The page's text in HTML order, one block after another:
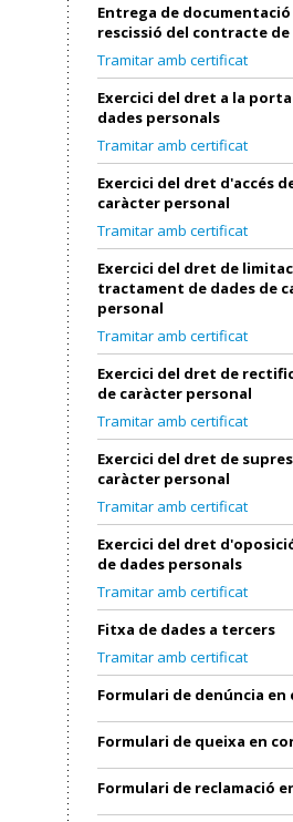
Entrega de documentació
rescissió del contracte
Tramitar amb certificat
Exercici del dret a la
dades personals
Tramitar amb certificat
Exercici del dret d'accés
caràcter personal
Tramitar amb certificat
Exercici del dret de
tractament de dades de
personal
Tramitar amb certificat
Exercici del dret de
de caràcter personal
Tramitar amb certificat
Exercici del dret de
caràcter personal
Tramitar amb certificat
Exercici del dret
de dades personals
Tramitar amb certificat
Fitxa de dades a tercers
Tramitar amb certificat
Formulari de denúncia en
Formulari de queixa en
Formulari de reclamació